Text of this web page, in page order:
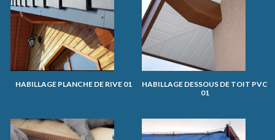
HABILLAGE PLANCHE DE RIVE 01
HABILLAGE DESSOUS DE TOIT PVC
01